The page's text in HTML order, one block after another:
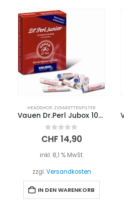
HEADSHOP, ZIGARETTENFILTER
Vauen Dr.Perl Jubox 100Filter
0out of 5
CHF 14,90
inkl. 8,1 % MwSt.
zzgl.Versandkosten
IN DEN WARENKORB